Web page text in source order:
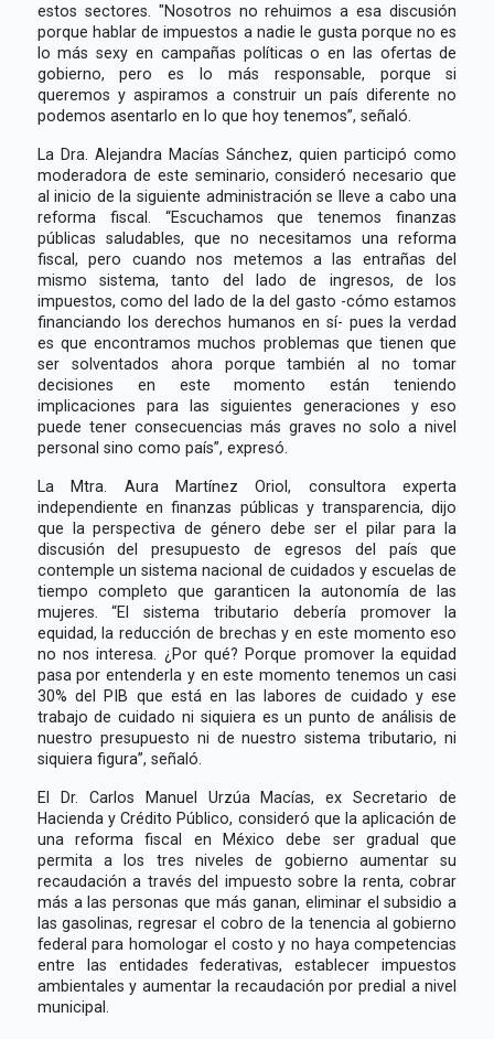
estos sectores. "Nosotros no rehuimos a esa discusión
porque hablar de impuestos a nadie le gusta porque no es
lo más sexy en campañas políticas o en las ofertas de
gobierno, pero es lo más responsable, porque si
queremos y aspiramos a construir un país diferente no
podemos asentarlo en lo que hoy tenemos”, señaló.
La Dra. Alejandra Macías Sánchez, quien participó como
moderadora de este seminario, consideró necesario que
al inicio de la siguiente administración se lleve a cabo una
reforma fiscal. “Escuchamos que tenemos finanzas
públicas saludables, que no necesitamos una reforma
fiscal, pero cuando nos metemos a las entrañas del
mismo sistema, tanto del lado de ingresos, de los
impuestos, como del lado de la del gasto -cómo estamos
financiando los derechos humanos en sí- pues la verdad
es que encontramos muchos problemas que tienen que
ser solventados ahora porque también al no tomar
decisiones en este momento están teniendo
implicaciones para las siguientes generaciones y eso
puede tener consecuencias más graves no solo a nivel
personal sino como país”, expresó.
La Mtra. Aura Martínez Oriol, consultora experta
independiente en finanzas públicas y transparencia, dijo
que la perspectiva de género debe ser el pilar para la
discusión del presupuesto de egresos del país que
contemple un sistema nacional de cuidados y escuelas de
tiempo completo que garanticen la autonomía de las
mujeres. “El sistema tributario debería promover la
equidad, la reducción de brechas y en este momento eso
no nos interesa. ¿Por qué? Porque promover la equidad
pasa por entenderla y en este momento tenemos un casi
30% del PIB que está en las labores de cuidado y ese
trabajo de cuidado ni siquiera es un punto de análisis de
nuestro presupuesto ni de nuestro sistema tributario, ni
siquiera figura”, señaló.
El Dr. Carlos Manuel Urzúa Macías, ex Secretario de
Hacienda y Crédito Público, consideró que la aplicación de
una reforma fiscal en México debe ser gradual que
permita a los tres niveles de gobierno aumentar su
recaudación a través del impuesto sobre la renta, cobrar
más a las personas que más ganan, eliminar el subsidio a
las gasolinas, regresar el cobro de la tenencia al gobierno
federal para homologar el costo y no haya competencias
entre las entidades federativas, establecer impuestos
ambientales y aumentar la recaudación por predial a nivel
municipal.